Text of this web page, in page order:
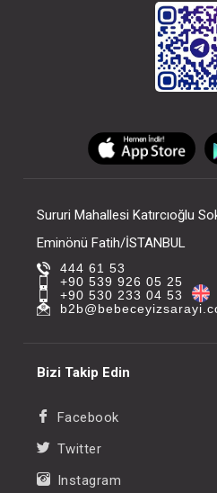
Sururi Mahallesi Katırcıoğlu
Eminönü Fatih/İSTANBUL
444 61 53
+90 539 926 05 25
+90 530 233 04 53
Bizi Takip Edin
Facebook
Twitter
Instagram